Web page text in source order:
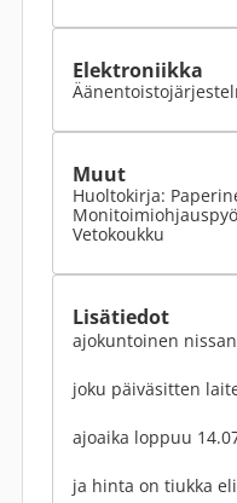
Elektroniikka
Muut
Huoltokirja:
Vetokoukku
Lisätiedot
ajokuntoinen
joku päiväsitten
ajoaika loppuu
ja hinta on tiukka